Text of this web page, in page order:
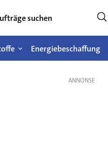
suchen
Energiebeschaffung